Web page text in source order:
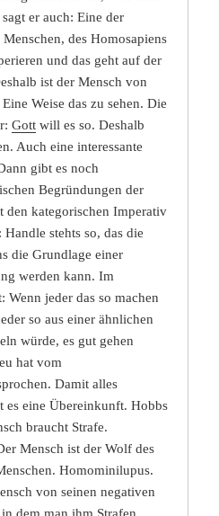
er auch: Eine der
des Homosapiens
und das geht auf der
ist der Mensch von
Weise das zu sehen. Die
Gott will es so. Deshalb
Auch eine interessante
gibt es noch
Begründungen der
den kategorischen Imperativ
stehts so, das die
die Grundlage einer
werden kann. Im
Wenn jeder das so machen
so aus einer ähnlichen
würde, es gut gehen
hat vom
Damit alles
es eine Übereinkunft. Hobbs
braucht Strafe.
Mensch ist der Wolf des
Homominilupus.
von seinen negativen